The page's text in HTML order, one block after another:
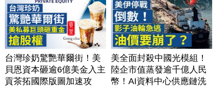
台灣珍奶驚艷華爾街！美
貝恩資本砸逾6億美金入主
貢茶拓國際版圖加速攻
美全面封殺中國光模組！
陸企市值蒸發逾千億人民
幣！AI資料中心供應鏈洗